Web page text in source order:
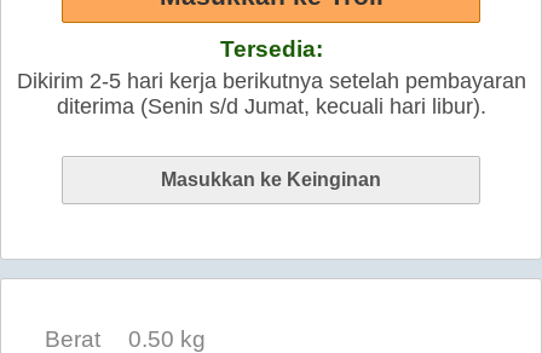
Tersedia:
Dikirim 2-5 hari kerja berikutnya setelah pembayaran
diterima (Senin s/d Jumat, kecuali hari libur).
Berat
0.50 kg